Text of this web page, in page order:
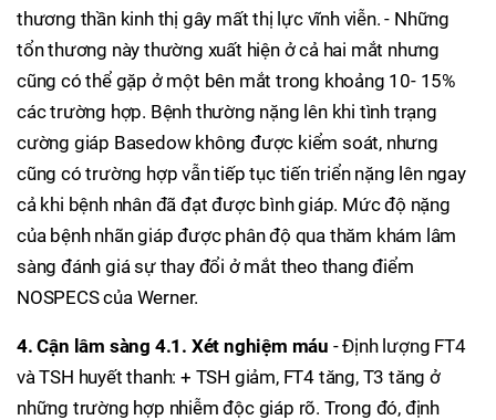
thương thần kinh thị gây mất thị lực vĩnh viễn. - Những
tổn thương này thường xuất hiện ở cả hai mắt nhưng
cũng có thể gặp ở một bên mắt trong khoảng 10- 15%
các trường hợp. Bệnh thường nặng lên khi tình trạng
cường giáp Basedow không được kiểm soát, nhưng
cũng có trường hợp vẫn tiếp tục tiến triển nặng lên ngay
cả khi bệnh nhân đã đạt được bình giáp. Mức độ nặng
của bệnh nhãn giáp được phân độ qua thăm khám lâm
sàng đánh giá sự thay đổi ở mắt theo thang điểm
NOSPECS của Werner.
4. Cận lâm sàng 4.1. Xét nghiệm máu - Định lượng FT4
và TSH huyết thanh: + TSH giảm, FT4 tăng, T3 tăng ở
những trường hợp nhiễm độc giáp rõ. Trong đó, định